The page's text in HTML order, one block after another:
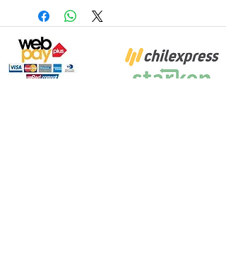
tiempo de entrega entre 5 a 10 dias
habiles mximo.-